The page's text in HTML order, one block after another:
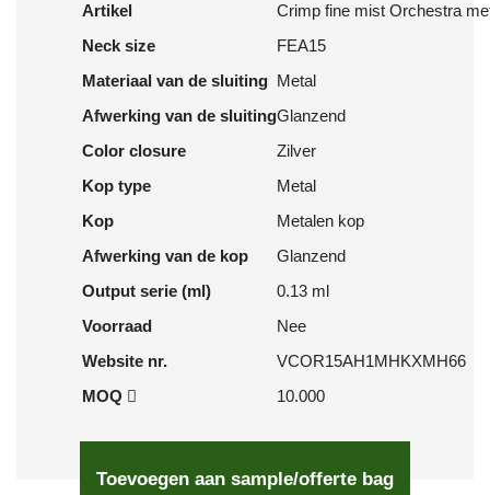
Artikel
Crimp fine mist Orchestra
Neck size
FEA15
Materiaal van de sluiting Metal
Afwerking van de sluitingGlanzend
Color closure
Zilver
Kop type
Metal
Kop
Metalen kop
Afwerking van de kop
Glanzend
Output serie (ml)
0.13 ml
Voorraad
Nee
Website nr.
VCOR15AH1MHKXMH66
MOQ
10.000
Toevoegen aan sample/offerte bag